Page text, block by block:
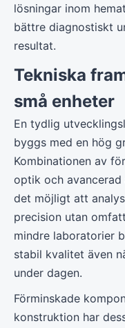
lösningar inom
bättre diagnostiskt
resultat.
Tekniska
små enheter
En tydlig
byggs med en hög
Kombinationen av
optik och
det möjligt att
precision utan
mindre laboratorier
stabil kvalitet även
under dagen.
Förminskade
konstruktion har